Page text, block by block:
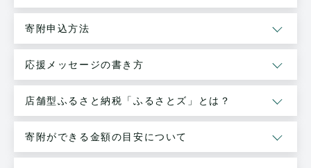
寄附申込方法
応援メッセージの書き方
店舗型ふるさと納税「ふるさとズ」とは？
寄附ができる金額の目安について